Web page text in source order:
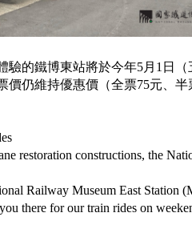
的鐵博東站將於今年5月1日（
仍維持優惠價（全票75元、
restoration constructions, the
Railway Museum East Station
there for our train rides on